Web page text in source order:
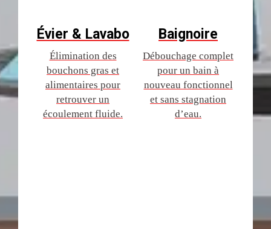
Évier & Lavabo
Élimination des
bouchons gras et
alimentaires pour
retrouver un
écoulement fluide.
Baignoire
Débouchage complet
pour un bain à
nouveau fonctionnel
et sans stagnation
d’eau.